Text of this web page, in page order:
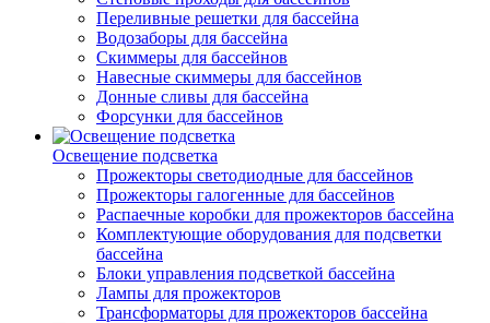
Переливные решетки для бассейна
Водозаборы для бассейна
Скиммеры для бассейнов
Навесные скиммеры для бассейнов
Донные сливы для бассейна
Форсунки для бассейнов
Освещение подсветка
Прожекторы светодиодные для бассейнов
Прожекторы галогенные для бассейнов
Распаечные коробки для прожекторов бассейна
Комплектующие оборудования для подсветки
бассейна
Блоки управления подсветкой бассейна
Лампы для прожекторов
Трансформаторы для прожекторов бассейна